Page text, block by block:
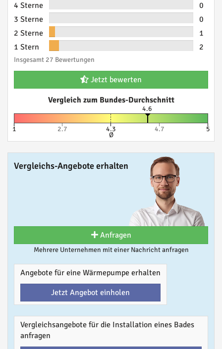
4 Sterne
0
3 Sterne
0
2 Sterne
1
1 Stern
2
Insgesamt 27 Bewertungen
Jetzt bewerten
Vergleich zum Bundes-Durchschnitt
4.6
1 2.7 4.3
Ø
4.7 5
Vergleichs-Angebote erhalten
Anfragen
Mehrere Unternehmen mit einer Nachricht anfragen
Angebote für eine Wärmepumpe erhalten
Jetzt Angebot einholen
Vergleichsangebote für die Installation eines Bades
anfragen